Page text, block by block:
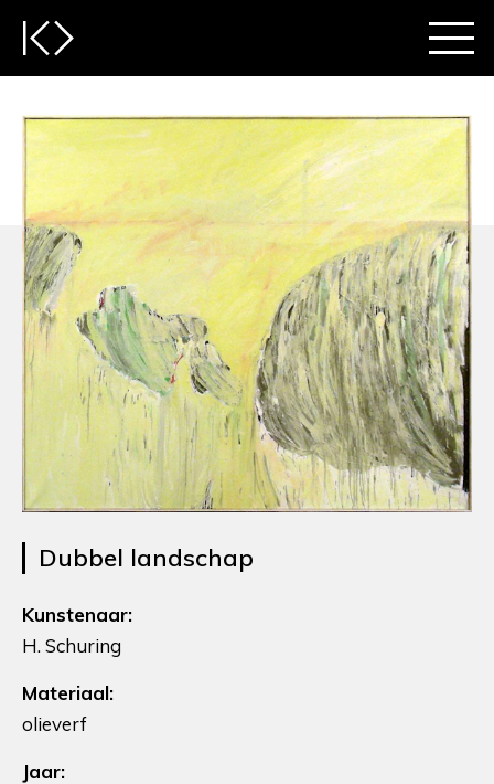
Dubbel landschap
Kunstenaar:
H. Schuring
Materiaal:
olieverf
Jaar: